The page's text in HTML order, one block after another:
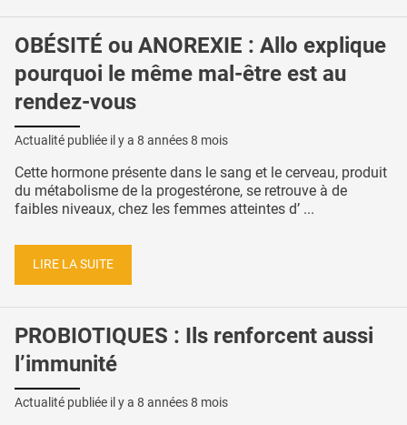
OBÉSITÉ ou ANOREXIE : Allo explique
pourquoi le même mal-être est au
rendez-vous
Actualité publiée il y a 8 années 8 mois
Cette hormone présente dans le sang et le cerveau, produit
du métabolisme de la progestérone, se retrouve à de
faibles niveaux, chez les femmes atteintes d’ ...
LIRE LA SUITE
PROBIOTIQUES : Ils renforcent aussi
l’immunité
Actualité publiée il y a 8 années 8 mois